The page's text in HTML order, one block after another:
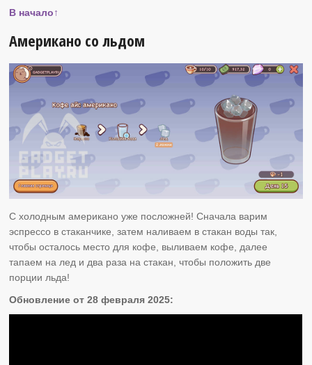
В начало↑
Американо со льдом
С холодным американо уже посложней! Сначала варим
эспрессо в стаканчике, затем наливаем в стакан воды так,
чтобы осталось место для кофе, выливаем кофе, далее
тапаем на лед и два раза на стакан, чтобы положить две
порции льда!
Обновление от 28 февраля 2025: